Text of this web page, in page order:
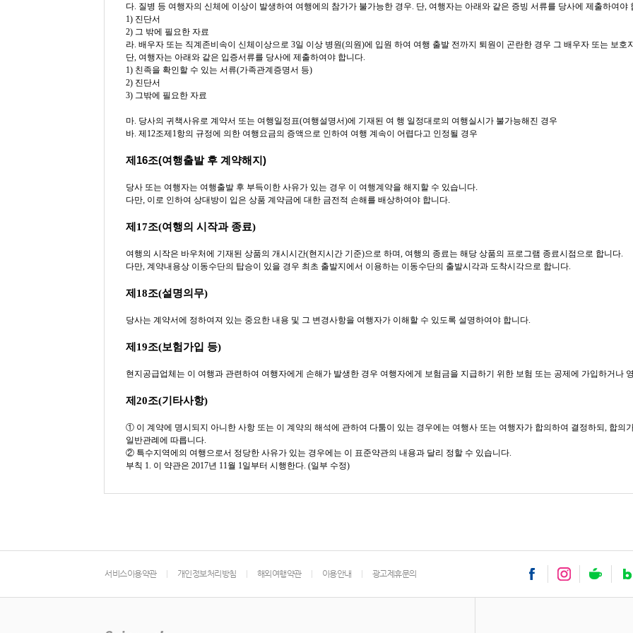
다. 질병 등 여행자의 신체에 이상이 발생하여 여행에의 참가가 불가능한 경우. 단, 여행자는 아래와 같은 증빙 서류를 당사에 제출하여야
1) 진단서
2) 그 밖에 필요한 자료
라. 배우자 또는 직계존비속이 신체이상으로 3일 이상 병원(의원)에 입원 하여 여행 출발 전까지 퇴원이 곤란한 경우 그 배우자 또는 보호
단, 여행자는 아래와 같은 입증서류를 당사에 제출하여야 합니다.
1) 친족을 확인할 수 있는 서류(가족관계증명서 등)
2) 진단서
3) 그밖에 필요한 자료
마. 당사의 귀책사유로 계약서 또는 여행일정표(여행설명서)에 기재된 여 행 일정대로의 여행실시가 불가능해진 경우
바. 제12조제1항의 규정에 의한 여행요금의 증액으로 인하여 여행 계속이 어렵다고 인정될 경우
제16조(여행출발 후 계약해지)
당사 또는 여행자는 여행출발 후 부득이한 사유가 있는 경우 이 여행계약을 해지할 수 있습니다.
다만, 이로 인하여 상대방이 입은 상품 계약금에 대한 금전적 손해를 배상하여야 합니다.
제17조(여행의 시작과 종료)
여행의 시작은 바우처에 기재된 상품의 개시시간(현지시간 기준)으로 하며, 여행의 종료는 해당 상품의 프로그램 종료시점으로 합니다.
다만, 계약내용상 이동수단의 탑승이 있을 경우 최초 출발지에서 이용하는 이동수단의 출발시각과 도착시각으로 합니다.
제18조(설명의무)
당사는 계약서에 정하여져 있는 중요한 내용 및 그 변경사항을 여행자가 이해할 수 있도록 설명하여야 합니다.
제19조(보험가입 등)
현지공급업체는 이 여행과 관련하여 여행자에게 손해가 발생한 경우 여행자에게 보험금을 지급하기 위한 보험 또는 공제에 가입하거나
제20조(기타사항)
① 이 계약에 명시되지 아니한 사항 또는 이 계약의 해석에 관하여 다툼이 있는 경우에는 여행사 또는 여행자가 합의하여 결정하되, 합의
일반관례에 따릅니다.
② 특수지역에의 여행으로서 정당한 사유가 있는 경우에는 이 표준약관의 내용과 달리 정할 수 있습니다.
부칙 1. 이 약관은 2017년 11월 1일부터 시행한다. (일부 수정)
서비스이용약관 개인정보처리방침 해외여행약관 이용안내 광고제휴문의